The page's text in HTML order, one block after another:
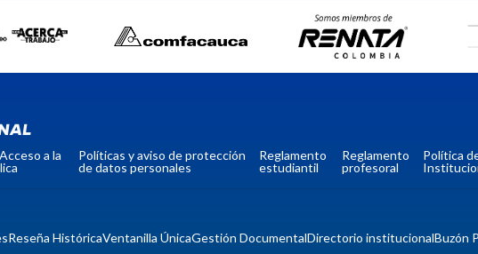
a la
Políticas y aviso de protección
de datos personales
Reglamento
estudiantil
Reglamento
profesoral
Política
Reseña HistóricaVentanilla ÚnicaGestión DocumentalDirectorio institucionalBuzón